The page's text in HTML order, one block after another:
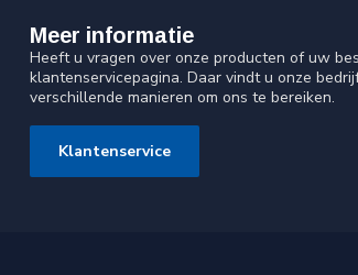
Meer informatie
Heeft u vragen over onze producten of uw
klantenservicepagina. Daar vindt u onze
verschillende manieren om ons te bereiken.
Klantenservice